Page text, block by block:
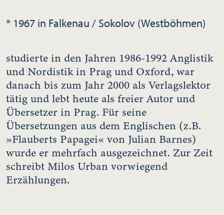
* 1967 in Falkenau / Sokolov (Westböhmen)
studierte in den Jahren 1986-1992 Anglistik
und Nordistik in Prag und Oxford, war
danach bis zum Jahr 2000 als Verlagslektor
tätig und lebt heute als freier Autor und
Übersetzer in Prag. Für seine
Übersetzungen aus dem Englischen (z.B.
»Flauberts Papagei« von Julian Barnes)
wurde er mehrfach ausgezeichnet. Zur Zeit
schreibt Milos Urban vorwiegend
Erzählungen.